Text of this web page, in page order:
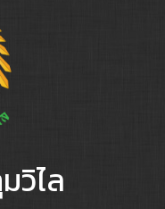
วิไล